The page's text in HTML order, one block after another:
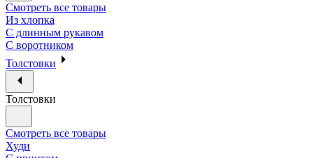
Смотреть все товары
Из хлопка
С длинным рукавом
С воротником
Толстовки
Толстовки
Смотреть все товары
Худи